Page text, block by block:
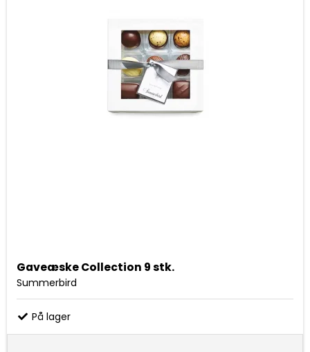
Gaveæske Collection 9 stk.
Summerbird
På lager